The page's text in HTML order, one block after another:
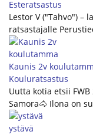
Esteratsastus
Lestor V ("Tahvo") –
ratsastajalle
Kaunis 2v
Kouluratsastus
Uutta kotia etsii
Samora🐴 Ilona on
ystävä